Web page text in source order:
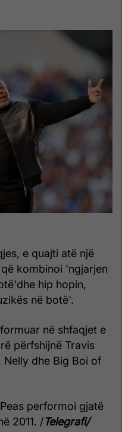
e quajti atë një
kombinoi 'ngjarjen
hip hopin,
në botë'.
në shfaqjet e
përfshijnë Travis
dhe Big Boi of
performoi gjatë
2011. /Telegrafi/